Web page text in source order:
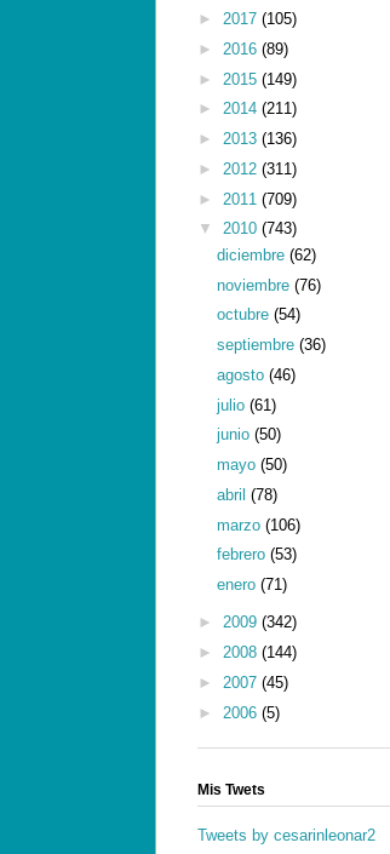
► 2017 (105)
► 2016 (89)
► 2015 (149)
► 2014 (211)
► 2013 (136)
► 2012 (311)
► 2011 (709)
▼ 2010 (743)
diciembre (62)
noviembre (76)
octubre (54)
septiembre (36)
agosto (46)
julio (61)
junio (50)
mayo (50)
abril (78)
marzo (106)
febrero (53)
enero (71)
► 2009 (342)
► 2008 (144)
► 2007 (45)
► 2006 (5)
Mis Twets
Tweets by cesarinleonar2